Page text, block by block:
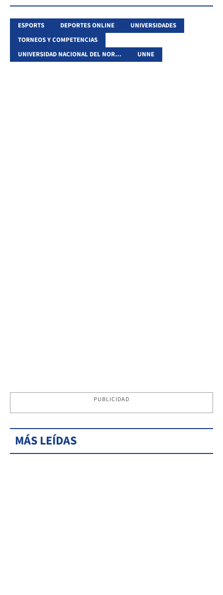
ESPORTS DEPORTES ONLINE
UNIVERSIDADES
TORNEOS Y COMPETENCIAS
UNIVERSIDAD NACIONAL DEL NORDESTE
UNNE
PUBLICIDAD
MÁS LEÍDAS